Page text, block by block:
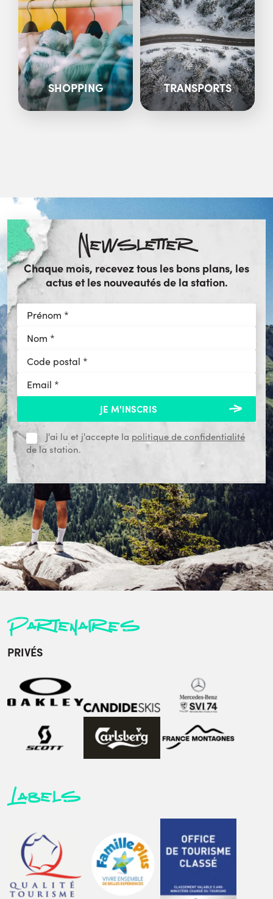
SHOPPING TRANSPORTS
Newsletter
Chaque mois, recevez tous les bons plans, les
actus et les nouveautés de la station.
J'ai lu et j'accepte la politique de confidentialité
de la station.
Partenaires
PRIVÉS
Labels